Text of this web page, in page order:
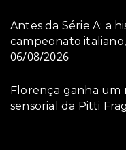
Antes da Série A: a
campeonato
06/08/2026
Florença ganha um
sensorial da Pitti